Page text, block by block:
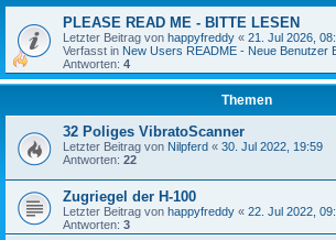
PLEASE READ ME - BITTE LESEN
Letzter Beitrag von happyfreddy « 21. Jul 2026,
Verfasst in New Users README - Neue Benutzer
Antworten: 4
Themen
32 Poliges VibratoScanner
Letzter Beitrag von Nilpferd « 30. Jul 2022, 19:59
Antworten: 22
Zugriegel der H-100
Letzter Beitrag von happyfreddy « 22. Jul 2022,
Antworten: 3